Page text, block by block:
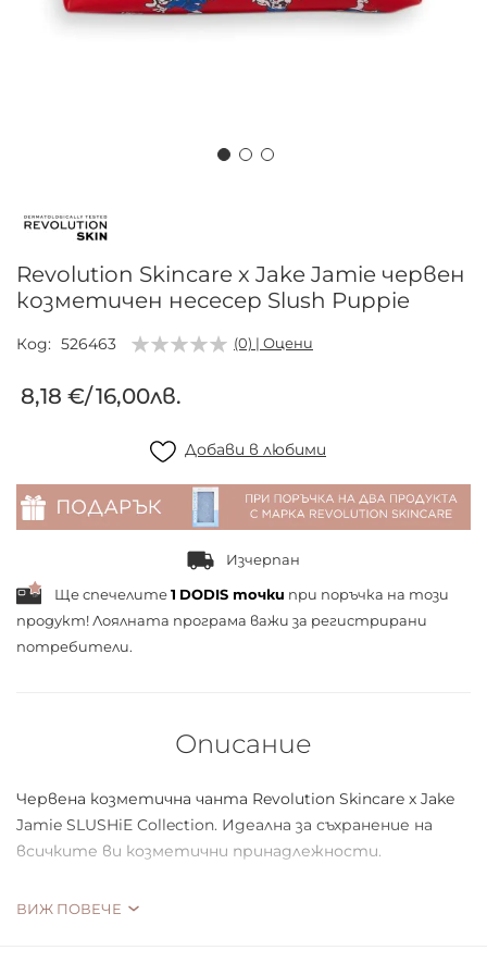
началото
галерия
със
снимки
Revolution Skincare x Jake Jamie червен
козметичен несесер Slush Puppie
Код 526463 (0) | Оцени
8,18 €/16,00лв.
Добави в любими
Изчерпан
Ще спечелите1 DODIS точки при поръчка на този
продукт! Лоялната програма важи за регистрирани
потребители.
Описание
Червена козметична чанта Revolution Skincare x Jake
Jamie SLUSHiE Collection. Идеална за съхранение на
всичките ви козметични принадлежности.
ВИЖ ПОВЕЧЕ